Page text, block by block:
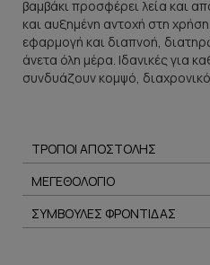
βαμβάκι προσφέρει λεία και
και αυξημένη αντοχή στη
εφαρμογή και διαπνοή,
άνετα όλη μέρα. Ιδανικές για
συνδυάζουν κομψό,
ΤΡΟΠΟΙ ΑΠΟΣΤΟΛΗΣ
ΜΕΓΕΘΟΛΟΓΙΟ
ΣΥΜΒΟΥΛΕΣ ΦΡΟΝΤΙΔΑΣ